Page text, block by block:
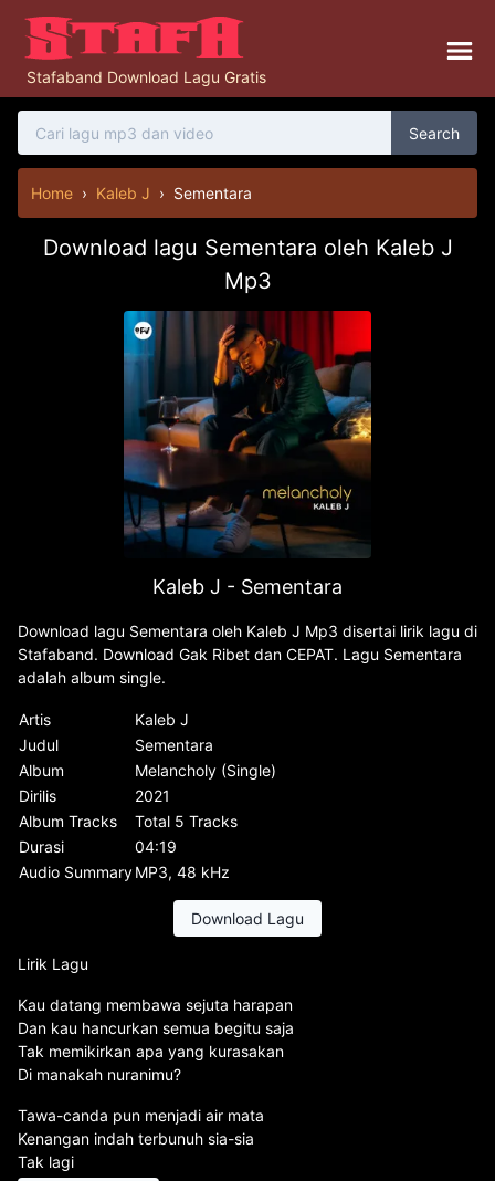
Stafaband Download Lagu Gratis
Search
Home › Kaleb J › Sementara
Download lagu Sementara oleh Kaleb J
Mp3
Kaleb J - Sementara
Download lagu Sementara oleh Kaleb J Mp3 disertai lirik lagu di
Stafaband. Download Gak Ribet dan CEPAT. Lagu Sementara
adalah album single.
Artis
Kaleb J
Judul
Sementara
Album
Melancholy (Single)
Dirilis
2021
Album Tracks
Total 5 Tracks
Durasi
04:19
Audio SummaryMP3, 48 kHz
Download Lagu
Lirik Lagu
Kau datang membawa sejuta harapan
Dan kau hancurkan semua begitu saja
Tak memikirkan apa yang kurasakan
Di manakah nuranimu?
Tawa-canda pun menjadi air mata
Kenangan indah terbunuh sia-sia
Tak lagi